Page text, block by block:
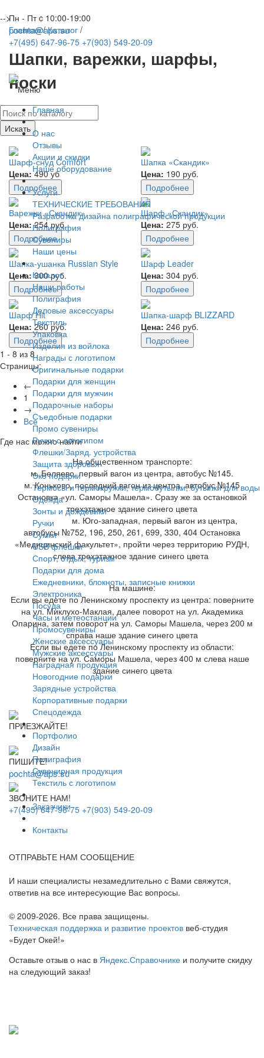
Пн - Пт c 10:00-19:00
pochta@aps.su
+7(495) 647-96-75 +7(903) 549-20-09
заказать звонок
Меню
Главная
О нас
Отзывы
Акции и скидки
Наше оборудование
Услуги
ТЕХНИЧЕСКИЕ ТРЕБОВАНИЯ
Разработка дизайна полиграфической продукции
Полиграфия
Сувениры
Наши цены
Каталог
Наши работы
Полиграфия
Деловые аксессуары
Текстиль
Упаковка
Изделия из войлока
Награды с логотипом
Оригинальные подарки
Подарки для женщин
Подарки для мужчин
Подарочные наборы
Съедобные подарки
Промо сувениры
Ручки с логотипом
Флешки/Заряд. устройства
Защита здоровья
Эко подарки
Термосы и термокружки, термобутылки, бутылки для воды
Одежда
Зонты и дождевики
Ручки
Сумки
USB флешки
Спорт, отдых, туризм
Подарки для дома
Ежедневники, блокноты, записные книжки
Электроника
Посуда
Часы и метеостанции
Промосувениры
Женские аксессуары
Мужские аксессуары
Наградная продукция
Новогодние подарки
Зарядные устройства
Корпоративные подарки
Спецодежда
Портфолио
Дизайн
Полиграфия
Сувенирная продукция
Текстиль с логотипом
Заказчики
Контакты
-->
Главная / Каталог /
Шапки, варежки, шарфы,
носки
Искать
Шарф-снуд Comfort
Цена:490 уб
Подробнее
Шапка «Скандик»
Цена: 190 руб.
Подробнее
Варежки «Скандик»
Цена:254 руб.
Подробнее
Шарф «Скандик»
Цена: 275 руб.
Подробнее
Шапка-ушанка Russian Style
Цена:300 руб.
Подробнее
Шарф Leader
Цена: 304 руб.
Подробнее
Шарф Hit
Цена: 260 руб.
Подробнее
Шапка-шарф BLIZZARD
Цена: 246 руб.
Подробнее
1 - 8 из 8
Страницы:
←
1
→
Все
Где нас можно найти
На общественном транспорте:
м. Беляево, первый вагон из центра, автобус №145.
м. Коньково, последний вагон из центра, автобус №145
Остановка «ул. Саморы Машела». Сразу же за остановкой
трехэтажное здание синего цвета
м. Юго-западная, первый вагон из центра,
автобусы №752, 196, 250, 261, 699, 330, 404 Остановка
«Медицинский факультет», пройти через территорию РУДН,
слева трехэтажное здание синего цвета
На машине:
Если вы едете по Ленинскому проспекту из центра: поверните
на ул. Миклухо-Маклая, далее поворот на ул. Академика
Опарина, затем поворот на ул. Саморы Машела, через 200 м
справа наше здание синего цвета
Если вы едете по Ленинскому проспекту из области:
поверните на ул. Саморы Машела, через 400 м слева наше
здание синего цвета
ПРИЕЗЖАЙТЕ!
Москва, ул. Миклухо-Маклая, влд. 8, стр. 3, офис 217
ПИШИТЕ!
pochta@aps.su
ЗВОНИТЕ НАМ!
+7(495) 647-96-75 +7(903) 549-20-09
ОТПРАВЬТЕ НАМ СООБЩЕНИЕ
И наши специалисты незамедлительно с Вами свяжутся,
ответив на все интересующие Вас вопросы.
© 2009-2026. Все права защищены.
Техническая поддержка и развитие проектов веб-студия
«Будет Окей!»
Оставьте отзыв о нас в Яндекс.Справочнике и получите скидку
на следующий заказ!